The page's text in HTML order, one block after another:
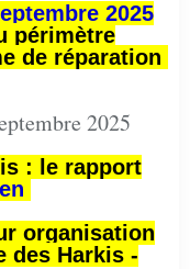
2025
périmètre
de réparation
2025
: le rapport
organisation
des Harkis -